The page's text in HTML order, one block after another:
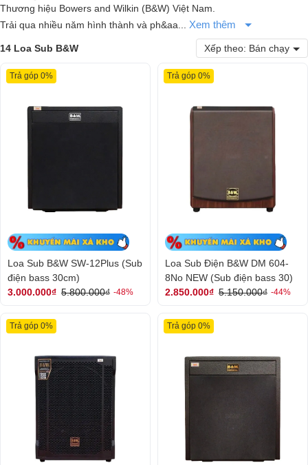
Thương hiệu Bowers and Wilkin (B&W) Việt Nam.
Trải qua nhiều năm hình thành và ph&aa... Xem thêm
14 Loa Sub B&W Xếp theo: Bán chạy
Loa Sub B&W SW-12Plus (Sub
điện bass 30cm)
Trả góp 0%
3.000.000₫ 5.800.000₫ -48%
Loa Sub Điện B&W DM 604-
8No NEW (Sub điện bass 30)
Trả góp 0%
2.850.000₫ 5.150.000₫ -44%
Trả góp 0% Trả góp 0%